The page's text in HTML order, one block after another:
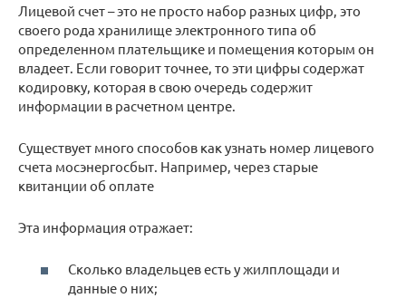
Лицевой счет – это не просто набор разных цифр, это
своего рода хранилище электронного типа об
определенном плательщике и помещения которым он
владеет. Если говорит точнее, то эти цифры содержат
кодировку, которая в свою очередь содержит
информации в расчетном центре.
Существует много способов как узнать номер лицевого
счета мосэнергосбыт. Например, через старые
квитанции об оплате
Эта информация отражает:
Сколько владельцев есть у жилплощади и
данные о них;